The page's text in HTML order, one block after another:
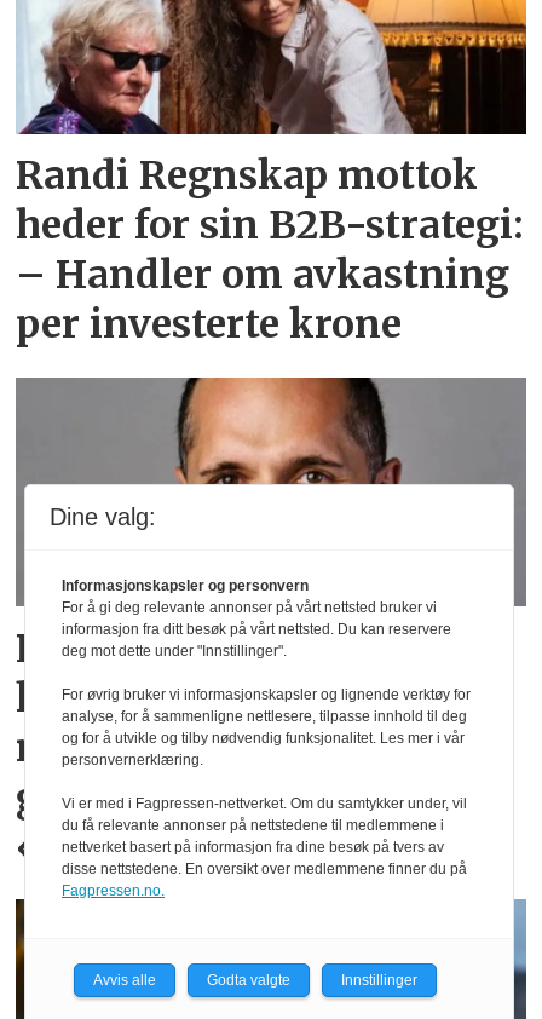
Randi Regnskap mottok
heder for sin B2B-strategi:
– Handler om avkastning
per investerte krone
PowerOffice satser på
humor i sin B2B-
markedsføring: – Mange
gjør det litt for
«corporate»
Dine valg:
Informasjonskapsler og personvern
For å gi deg relevante annonser på vårt nettsted bruker vi
informasjon fra ditt besøk på vårt nettsted. Du kan reservere
deg mot dette under "Innstillinger".
For øvrig bruker vi informasjonskapsler og lignende verktøy for
analyse, for å sammenligne nettlesere, tilpasse innhold til deg
og for å utvikle og tilby nødvendig funksjonalitet. Les mer i vår
personvernerklæring.
Vi er med i Fagpressen-nettverket. Om du samtykker under, vil
du få relevante annonser på nettstedene til medlemmene i
nettverket basert på informasjon fra dine besøk på tvers av
disse nettstedene. En oversikt over medlemmene finner du på
Fagpressen.no.
Avvis alle Godta valgte Innstillinger